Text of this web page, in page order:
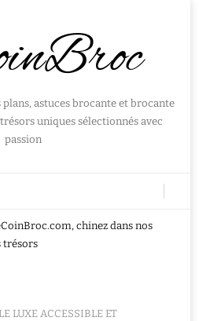
plans, astuces brocante et brocante
uniques sélectionnés avec
passion
chinez dans nos
trésors
LUXE ACCESSIBLE ET